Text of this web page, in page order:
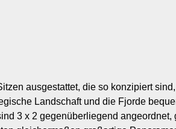
ausgestattet, die so konzipiert
Landschaft und die Fjorde
3 x 2 gegenüberliegend angeordnet,